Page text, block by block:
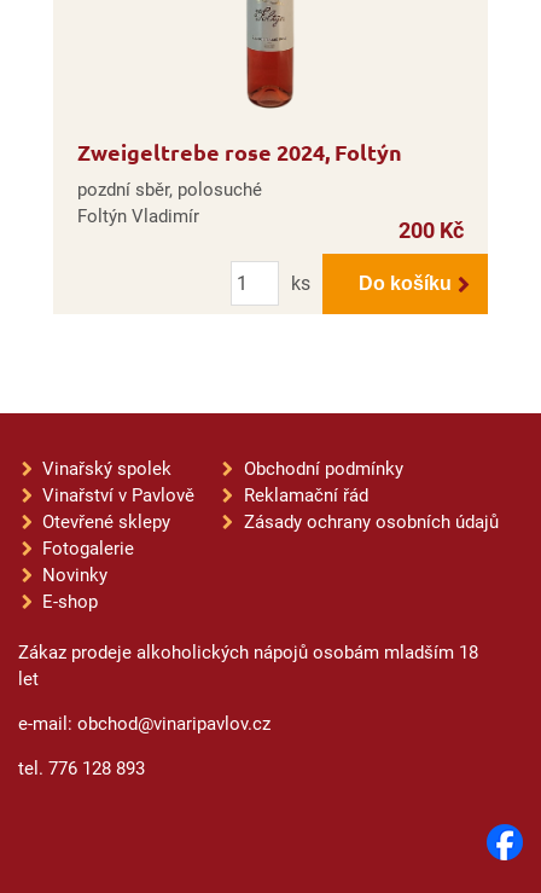
Zweigeltrebe rose 2024, Foltýn
pozdní sběr, polosuché
Foltýn Vladimír
200 Kč
Počet
ks
Do košíku
Vinařský spolek
Vinařství v Pavlově
Otevřené sklepy
Fotogalerie
Novinky
E-shop
Obchodní podmínky
Reklamační řád
Zásady ochrany osobních údajů
Zákaz prodeje alkoholických nápojů osobám mladším 18
let
e-mail: obchod@vinaripavlov.cz
tel. 776 128 893